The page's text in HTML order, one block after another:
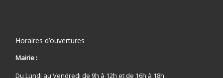
Horaires d’ouvertures
Mairie :
Du Lundi au Vendredi de 9h à 12h et de 16h à 18h